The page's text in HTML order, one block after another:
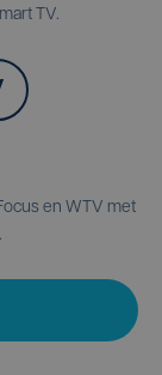
TV.
en WTV met